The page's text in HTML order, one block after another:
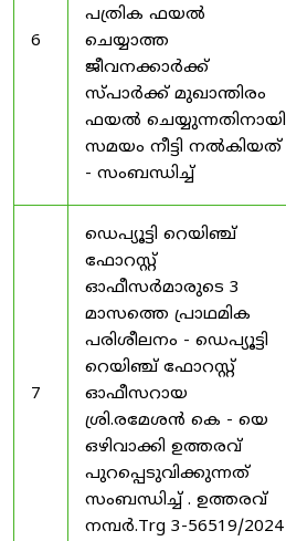
6
പത്രിക ഫയൽ
ചെയ്യാത്ത
ജീവനക്കാർക്ക്
സ്പാർക്ക് മുഖാന്തിരം
ഫയൽ ചെയ്യുന്നതിനായി
സമയം നീട്ടി നൽകിയത്
- സംബന്ധിച്ച്
7
ഡെപ്യൂട്ടി റെയിഞ്ച്
ഫോറസ്റ്റ്
ഓഫീസർമാരുടെ 3
മാസത്തെ പ്രാഥമിക
പരിശീലനം - ഡെപ്യൂട്ടി
റെയിഞ്ച് ഫോറസ്റ്റ്
ഓഫീസറായ
ശ്രി.രമേശൻ കെ - യെ
ഒഴിവാക്കി ഉത്തരവ്
പുറപ്പെടുവിക്കുന്നത്
സംബന്ധിച്ച് . ഉത്തരവ്
നമ്പർ.Trg 3-56519/2024